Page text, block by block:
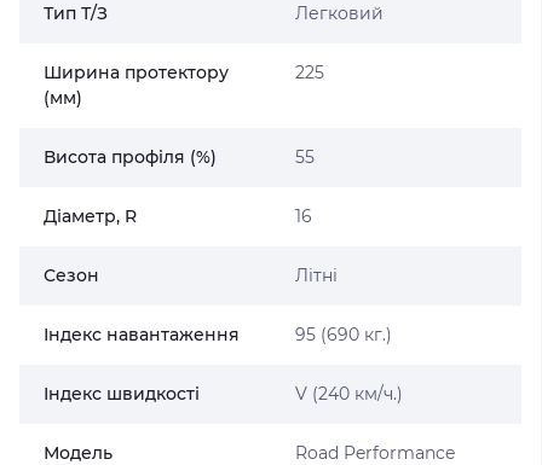
Тип Т/З Легковий
Ширина протектору
(мм)
225
Висота профіля (%) 55
Діаметр, R 16
Сезон Літні
Індекс навантаження 95 (690 кг.)
Індекс швидкості V (240 км/ч.)
Модель Road Performance